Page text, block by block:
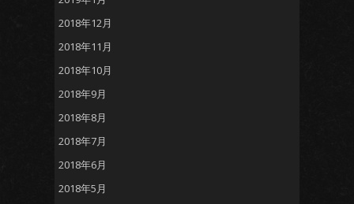
2018年12月
2018年11月
2018年10月
2018年9月
2018年8月
2018年7月
2018年6月
2018年5月